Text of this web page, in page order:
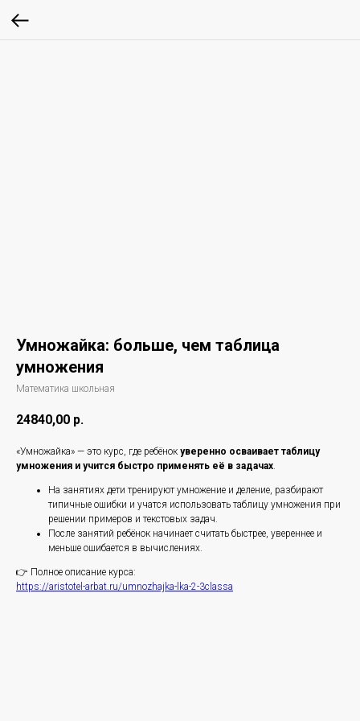
Умножайка: больше, чем таблица
умножения
Математика школьная
24840,00 р.
«Умножайка» — это курс, где ребёнок уверенно осваивает таблицу
умножения и учится быстро применять её в задачах.
На занятиях дети тренируют умножение и деление, разбирают
типичные ошибки и учатся использовать таблицу умножения при
решении примеров и текстовых задач.
После занятий ребёнок начинает считать быстрее, увереннее и
меньше ошибается в вычислениях.
👉 Полное описание курса:
https://aristotel-arbat.ru/umnozhajka-lka-2-3classa